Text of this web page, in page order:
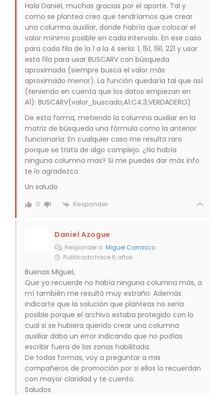
Hola Daniel, muchas gracias por el aporte. Tal y
como se plantea creo que tendríamos que crear
una columna auxiliar, donde habría que colocar el
valor mínimo posible en cada intervalo. En ese caso
para cada fila de la 1 a la 4 sería: 1, 151, 191, 221 y usar
esta fila para usar BUSCARV con búsqueda
aproximada (siempre busca el valor más
aproximado menor). La función quedaría tal que así
(teniendo en cuenta que los datos empiezan en
A1): BUSCARV(valor_buscado;A1:C4;3;VERDADERO)
De esta forma, metiendo la columna auxiliar en la
matriz de búsqueda una fórmula como la anterior
funcionaría. En cualquier caso me resulta raro
porque se trata de algo complejo. ¿No había
ninguna columna mas? Si me puedes dar más info
te lo agradezco
Un saludo
0 Responder
Daniel Azogue
Responder a Miguel Carrasco
Publicado hace 6 años
Buenas Miguel,
Que yo recuerde no había ninguna columna más, a
mí también me resultó muy extraño. Además
indicarte que la solución que planteas no sería
posible porque el archivo estaba protegido con lo
cual si se hubiera querido crear una columna
auxiliar daba un error indicando que no podías
escribir fuera de las zonas habilitada.
De todas formas, voy a preguntar a mis
compañeros de promoción por si ellos lo recuerdan
con mayor claridad y te cuento.
Saludos